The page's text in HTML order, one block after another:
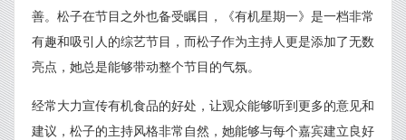
善。松子在节目之外也备受瞩目，《有机星期一》是一档非常
有趣和吸引人的综艺节目，而松子作为主持人更是添加了无数
亮点，她总是能够带动整个节目的气氛。
经常大力宣传有机食品的好处，让观众能够听到更多的意见和
建议，松子的主持风格非常自然，她能够与每个嘉宾建立良好